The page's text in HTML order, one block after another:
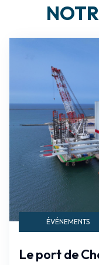
ÉVÉNEMENTS
Le port de